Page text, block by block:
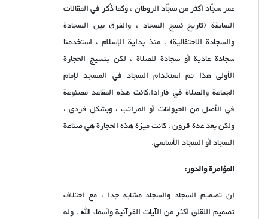
عمر سجّاد أكثر من سجّاد الروطان ، وكما ذُكر في المقالات
السابقة (تاريخ نسج السجاد ، والفرق بين السجادة
والسجادة الاحتفالية) ، منذ بداية الإسلام ، استخدمنا
سجادة عادية أو سجادة للصلاة ، لكن بنسيج الحجارة
الأولى هذا تم استخدام السجاد في المسجد لإمام
الجماعة والصلاة في فارادا.كانت هذه المقاعد مصنوعة
في الأصل من الحيوانات أو المراتب ، وبشكل فردي ،
ولكن بعد عدة قرون ، كانت ميزة هذه الحجارة هي صناعة
السجاد أو السجاد الأساسي.
المؤامرة والدور:
إن تصميم السجاد والسجاد مشابه جدا ، مع اختلاف
تصميم اللقلق أكثر من الآيات القرآنية وأسماء الله ، وله